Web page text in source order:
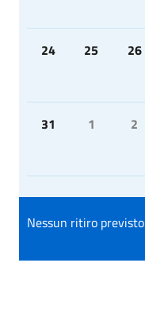
24 25 26
31 1 2
Nessun ritiro previsto